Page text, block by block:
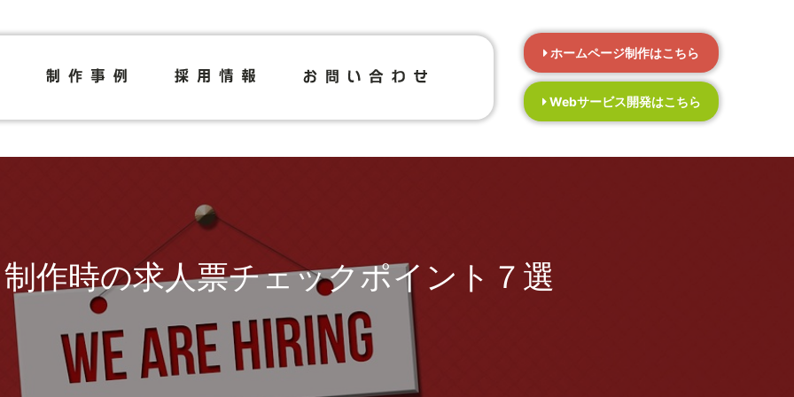
ホームページ制作はこちら
Webサービス開発はこちら
作時の求人票チェックポイント７選